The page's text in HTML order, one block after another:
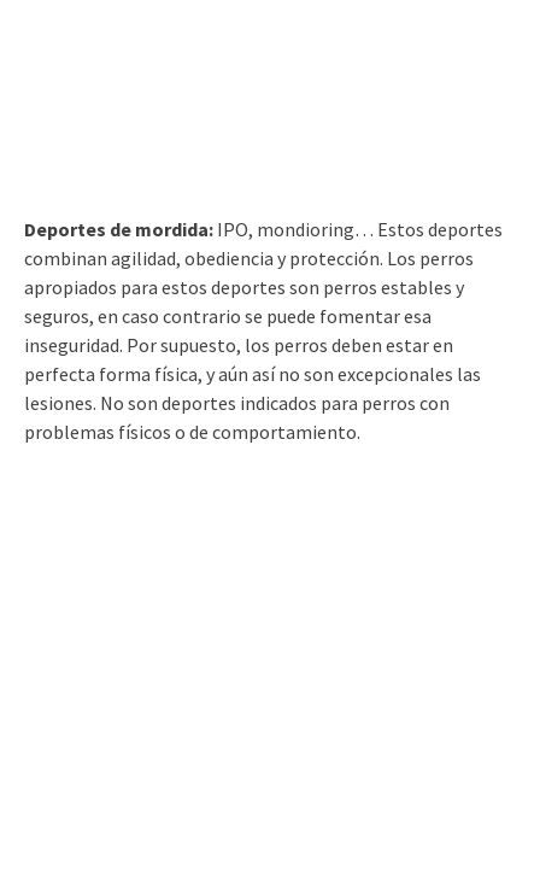
Deportes de mordida: IPO, mondioring… Estos deportes
combinan agilidad, obediencia y protección. Los perros
apropiados para estos deportes son perros estables y
seguros, en caso contrario se puede fomentar esa
inseguridad. Por supuesto, los perros deben estar en
perfecta forma física, y aún así no son excepcionales las
lesiones. No son deportes indicados para perros con
problemas físicos o de comportamiento.